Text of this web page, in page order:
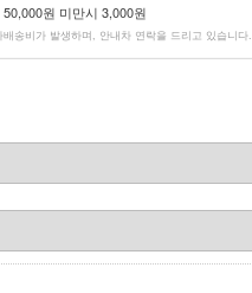
원 미만시 3,000원
송비가 발생하며, 안내차 연락을 드리고 있습니다.